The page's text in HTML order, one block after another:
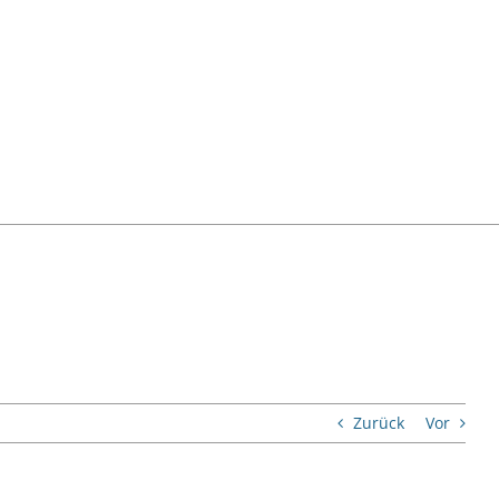
Zurück Vor